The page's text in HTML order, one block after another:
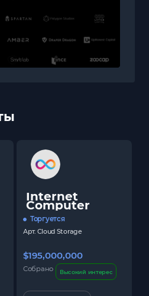
Internet
Computer
Торгуется
Арт. Cloud Storage
$195,000,000
Собрано Высокий интерес